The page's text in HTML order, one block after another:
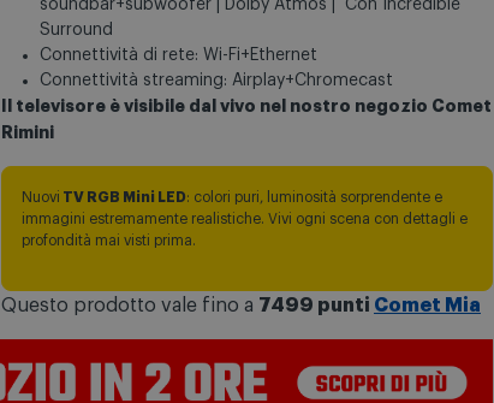
soundbar+subwoofer | Dolby Atmos | Con Incredible
Surround
Connettività di rete: Wi-Fi+Ethernet
Connettività streaming: Airplay+Chromecast
Il televisore è visibile dal vivo nel nostro negozio Comet
Rimini
Nuovi TV RGB Mini LED: colori puri, luminosità sorprendente e
immagini estremamente realistiche. Vivi ogni scena con dettagli e
profondità mai visti prima.
Questo prodotto vale fino a 7499 punti Comet Mia